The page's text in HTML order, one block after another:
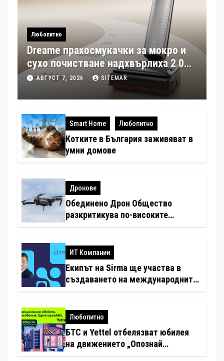
Любопитно
Dreame прахосмукачки за мокро и
сухо почистване надхвърлиха 2 000
патентни заявки в световен мащаб
АВГУСТ 7, 2026 SITEMAR
Smart Home Любопитно
Котките в България заживяват в
умни домове
Дронове
Обединено Дрон Общество
разкритикува по-високите
ИТ Компании
Екипът на Sirma ще участва в
създаването на международните
хотелиерството
Любопитно
БТС и Yettel отбелязват юбилея
на движението „Опознай